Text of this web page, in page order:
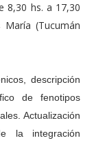
8,30 hs. a 17,30
María (Tucumán
descripción
de fenotipos
Actualización
la integración